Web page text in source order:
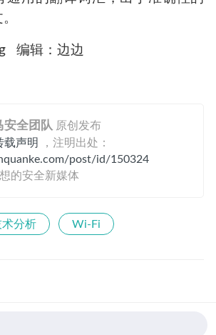
discover-wi-fi/wi-fi-easy-
通用的翻译词汇，出于准确性的
。
编辑：边边
post/id/150324